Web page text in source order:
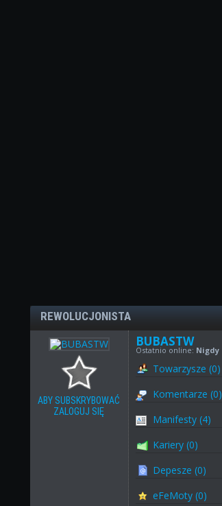
REWOLUCJONISTA
ABY SUBSKRYBOWAĆ
ZALOGUJ SIĘ
BUBASTW
Ostatnio online: Nigdy
Towarzysze (0)
Komentarze (0)
Manifesty (4)
Kariery (0)
Depesze (0)
eFeMoty (0)